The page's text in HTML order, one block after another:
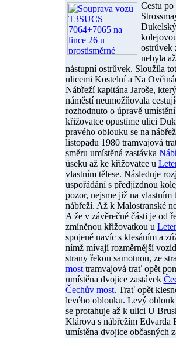
Cestu
ostrůvek
nebyla
nástupní ostrůvek. Sloužila
ulicemi Kostelní a Na
Nábřeží kapitána Jaroše,
náměstí neumožňovala
rozhodnuto o úpravě
křižovatce opustíme ulici
pravého oblouku se na
listopadu 1980 tramvajová
směru umístěná zastávka
úseku až ke křižovatce u
vlastním tělese. Následuje
uspořádání s předjízdnou
pozor, nejsme již na vlastním
nábřeží. Až k Malostranské
A že v závěrečné části je od
zmíněnou křižovatkou u
spojené navíc s klesáním a
nímž mívají rozměrnější
strany řekou samotnou, ze
mosttramvajová trať opět
umístěna dvojice zastávek
Čechův most. Trať opět
levého oblouku. Levý oblouk
se protahuje až k ulici U
Klárova s nábřežím Edvarda
umístěna dvojice občasných